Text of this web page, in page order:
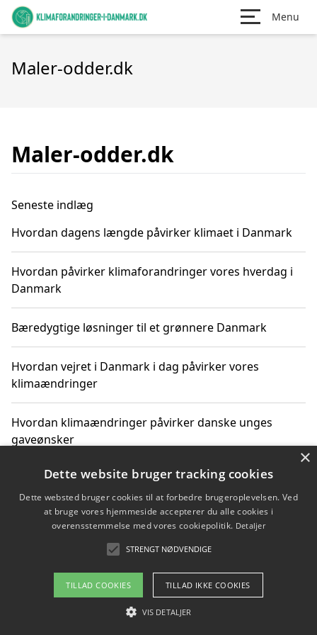
Menu
Maler-odder.dk
Maler-odder.dk
Seneste indlæg
Hvordan dagens længde påvirker klimaet i Danmark
Hvordan påvirker klimaforandringer vores hverdag i
Danmark
Bæredygtige løsninger til et grønnere Danmark
Hvordan vejret i Danmark i dag påvirker vores
klimaændringer
Hvordan klimaændringer påvirker danske unges
gaveønsker
Copyright 2026 - Pilanto Aps
Om / kontakt
Blog Betingelser
×
Dette website bruger tracking cookies
Dette websted bruger cookies til at forbedre brugeroplevelsen. Ved
at bruge vores hjemmeside accepterer du alle cookies i
overensstemmelse med vores cookiepolitik. Detaljer
STRENGT NØDVENDIGE
TILLAD COOKIES TILLAD IKKE COOKIES
VIS DETALJER